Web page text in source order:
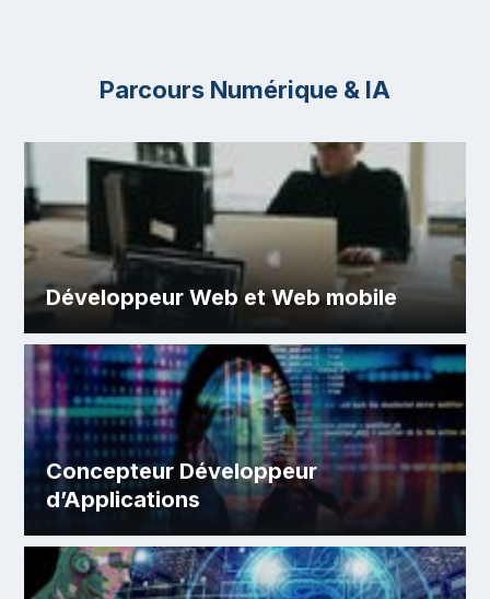
Parcours Numérique & IA
Développeur Web et Web mobile
Concepteur Développeur
d’Applications